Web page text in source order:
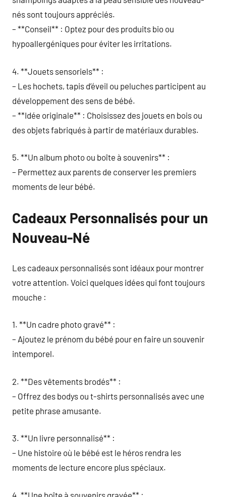
nés sont toujours appréciés.
– **Conseil** : Optez pour des produits bio ou
hypoallergéniques pour éviter les irritations.
4. **Jouets sensoriels** :
– Les hochets, tapis d’éveil ou peluches participent au
développement des sens de bébé.
– **Idée originale** : Choisissez des jouets en bois ou
des objets fabriqués à partir de matériaux durables.
5. **Un album photo ou boîte à souvenirs** :
– Permettez aux parents de conserver les premiers
moments de leur bébé.
Cadeaux Personnalisés pour un
Nouveau-Né
Les cadeaux personnalisés sont idéaux pour montrer
votre attention. Voici quelques idées qui font toujours
mouche :
1. **Un cadre photo gravé** :
– Ajoutez le prénom du bébé pour en faire un souvenir
intemporel.
2. **Des vêtements brodés** :
– Offrez des bodys ou t-shirts personnalisés avec une
petite phrase amusante.
3. **Un livre personnalisé** :
– Une histoire où le bébé est le héros rendra les
moments de lecture encore plus spéciaux.
4. **Une boîte à souvenirs gravée** :